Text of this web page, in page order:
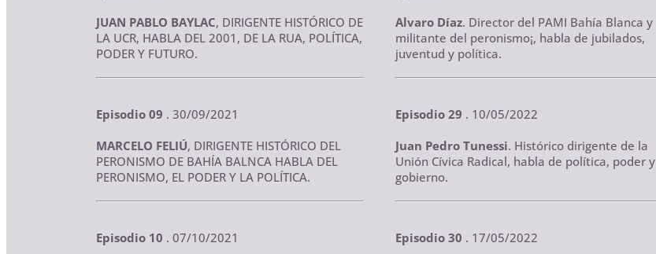
JUAN PABLO BAYLAC, DIRIGENTE HISTÓRICO DE
LA UCR, HABLA DEL 2001, DE LA RUA, POLÍTICA,
PODER Y FUTURO.
Episodio 09 . 30/09/2021
MARCELO FELIÚ, DIRIGENTE HISTÓRICO DEL
PERONISMO DE BAHÍA BALNCA HABLA DEL
PERONISMO, EL PODER Y LA POLÍTICA.
Episodio 10 . 07/10/2021
Alvaro Díaz. Director del PAMI Bahía Blanca y
militante del peronismo¡, habla de jubilados,
juventud y política.
Episodio 29 . 10/05/2022
Juan Pedro Tunessi. Histórico dirigente de la
Unión Cívica Radical, habla de política, poder y
gobierno.
Episodio 30 . 17/05/2022